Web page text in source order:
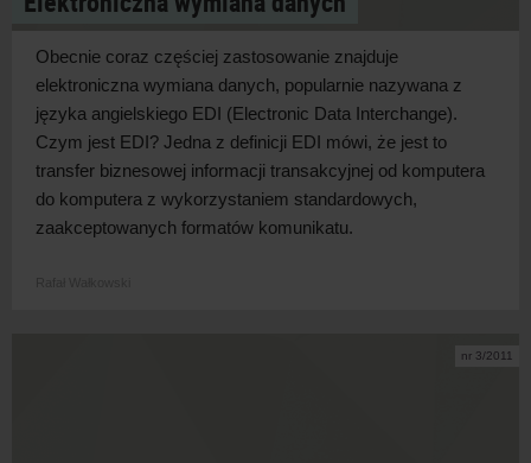
Obecnie coraz częściej zastosowanie znajduje
elektroniczna wymiana danych, popularnie nazywana z
języka angielskiego EDI (Electronic Data Interchange).
Czym jest EDI? Jedna z definicji EDI mówi, że jest to
transfer biznesowej informacji transakcyjnej od komputera
do komputera z wykorzystaniem standardowych,
zaakceptowanych formatów komunikatu.
nr 3/2011